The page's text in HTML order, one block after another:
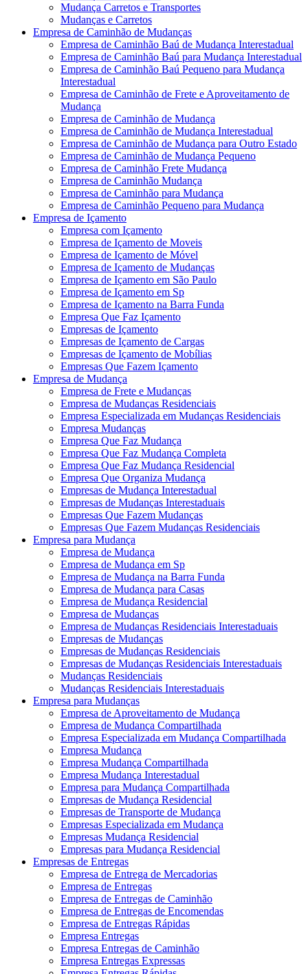
Mudança Carretos e Transportes
Mudanças e Carretos
Empresa de Caminhão de Mudanças
Empresa de Caminhão Baú de Mudança Interestadual
Empresa de Caminhão Baú para Mudança Interestadual
Empresa de Caminhão Baú Pequeno para Mudança
Interestadual
Empresa de Caminhão de Frete e Aproveitamento de
Mudança
Empresa de Caminhão de Mudança
Empresa de Caminhão de Mudança Interestadual
Empresa de Caminhão de Mudança para Outro Estado
Empresa de Caminhão de Mudança Pequeno
Empresa de Caminhão Frete Mudança
Empresa de Caminhão Mudança
Empresa de Caminhão para Mudança
Empresa de Caminhão Pequeno para Mudança
Empresa de Içamento
Empresa com Içamento
Empresa de Içamento de Moveis
Empresa de Içamento de Móvel
Empresa de Içamento de Mudanças
Empresa de Içamento em São Paulo
Empresa de Içamento em Sp
Empresa de Içamento na Barra Funda
Empresa Que Faz Içamento
Empresas de Içamento
Empresas de Içamento de Cargas
Empresas de Içamento de Mobílias
Empresas Que Fazem Içamento
Empresa de Mudança
Empresa de Frete e Mudanças
Empresa de Mudanças Residenciais
Empresa Especializada em Mudanças Residenciais
Empresa Mudanças
Empresa Que Faz Mudança
Empresa Que Faz Mudança Completa
Empresa Que Faz Mudança Residencial
Empresa Que Organiza Mudança
Empresas de Mudança Interestadual
Empresas de Mudanças Interestaduais
Empresas Que Fazem Mudanças
Empresas Que Fazem Mudanças Residenciais
Empresa para Mudança
Empresa de Mudança
Empresa de Mudança em Sp
Empresa de Mudança na Barra Funda
Empresa de Mudança para Casas
Empresa de Mudança Residencial
Empresa de Mudanças
Empresa de Mudanças Residenciais Interestaduais
Empresas de Mudanças
Empresas de Mudanças Residenciais
Empresas de Mudanças Residenciais Interestaduais
Mudanças Residenciais
Mudanças Residenciais Interestaduais
Empresa para Mudanças
Empresa de Aproveitamento de Mudança
Empresa de Mudança Compartilhada
Empresa Especializada em Mudança Compartilhada
Empresa Mudança
Empresa Mudança Compartilhada
Empresa Mudança Interestadual
Empresa para Mudança Compartilhada
Empresas de Mudança Residencial
Empresas de Transporte de Mudança
Empresas Especializada em Mudança
Empresas Mudança Residencial
Empresas para Mudança Residencial
Empresas de Entregas
Empresa de Entrega de Mercadorias
Empresa de Entregas
Empresa de Entregas de Caminhão
Empresa de Entregas de Encomendas
Empresa de Entregas Rápidas
Empresa Entregas
Empresa Entregas de Caminhão
Empresa Entregas Expressas